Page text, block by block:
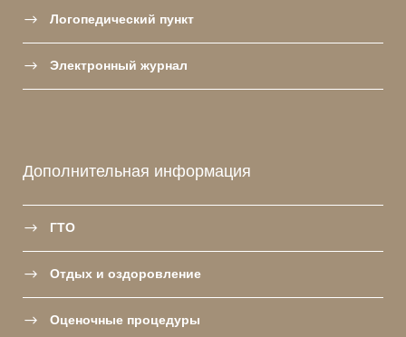
Логопедический пункт
Электронный журнал
Дополнительная информация
ГТО
Отдых и оздоровление
Оценочные процедуры